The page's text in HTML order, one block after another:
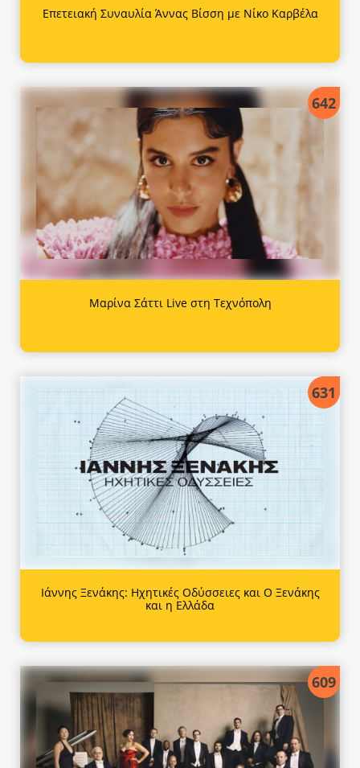
Επετειακή Συναυλία Άννας Βίσση με Νίκο Καρβέλα
642
Μαρίνα Σάττι Live στη Τεχνόπολη
631
Ιάννης Ξενάκης: Ηχητικές Οδύσσειες και Ο Ξενάκης
και η Ελλάδα
609